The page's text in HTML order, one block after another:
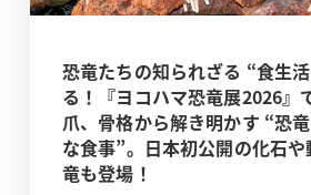
恐竜たちの知られざる “食生
る！『ヨコハマ恐竜展2026』
爪、骨格から解き明かす “恐
な食事”。日本初公開の化石
竜も登場！